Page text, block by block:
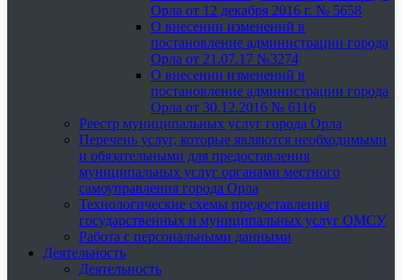
Орла от 12 декабря 2016 г. № 5658
О внесении изменений в
постановление администрации города
Орла от 21.07.17 №3274
О внесении изменений в
постановление администрации города
Орла от 30.12.2016 № 6116
Реестр муниципальных услуг города Орла
Перечень услуг, которые являются необходимыми
и обязательными для предоставления
муниципальных услуг органами местного
самоуправления города Орла
Технологические схемы предоставления
государственных и муниципальных услуг ОМСУ
Работа с персональными данными
Деятельность
Деятельность